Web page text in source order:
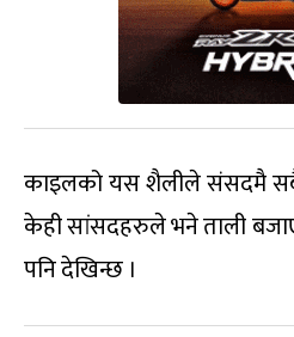
काइलको यस शैलीले संसदमै
केही सांसदहरुले भने ताली
पनि देखिन्छ ।